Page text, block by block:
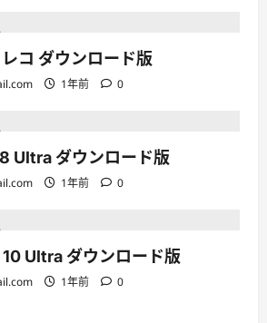
コ ダウンロード版
1年前 0
Ultra ダウンロード版
1年前 0
Ultra ダウンロード版
1年前 0